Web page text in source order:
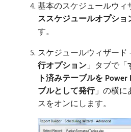
基本のスケジュールウィ
ススケジュールオプショ
す。
スケジュールウィザード
行オプション 」タブで「
ト済みテーブルを
ブルとして発行」の横に
スをオンにします。